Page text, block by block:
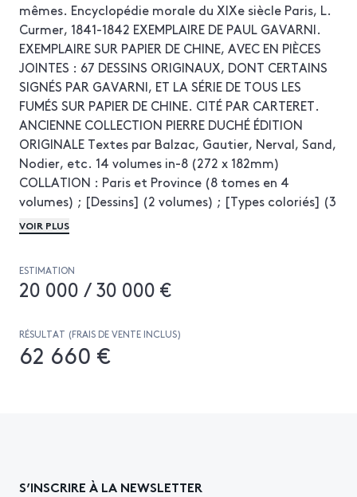
mêmes. Encyclopédie morale du XIXe siècle Paris, L.
Curmer, 1841-1842 EXEMPLAIRE DE PAUL GAVARNI.
EXEMPLAIRE SUR PAPIER DE CHINE, AVEC EN PIÈCES
JOINTES : 67 DESSINS ORIGINAUX, DONT CERTAINS
SIGNÉS PAR GAVARNI, ET LA SÉRIE DE TOUS LES
FUMÉS SUR PAPIER DE CHINE. CITÉ PAR CARTERET.
ANCIENNE COLLECTION PIERRE DUCHÉ ÉDITION
ORIGINALE Textes par Balzac, Gautier, Nerval, Sand,
Nodier, etc. 14 volumes in-8 (272 x 182mm)
COLLATION : Paris et Province (8 tomes en 4
volumes) ; [Dessins] (2 volumes) ; [Types coloriés] (3
volumes) ; [Originaux] (1 volume) ; Le Prisme (1
volume) ; Les Anglais peints par eux-mêmes (3
PAPIER DE CHINE. "Il a été tiré quelques exemplaires
sur papier de Chine ; on n'en connaît que trois ou
quatre volumes comportent des annotations au
crayon de la main de Gavarni, qui a légendé ses
GAVARNI, PAUQUET, PENGUILLY, etc., DONT 44 MIS
VOIR PLUS
ESTIMATION
20 000 / 30 000 €
RÉSULTAT (FRAIS DE VENTE INCLUS)
62 660 €
S’INSCRIRE À LA NEWSLETTER